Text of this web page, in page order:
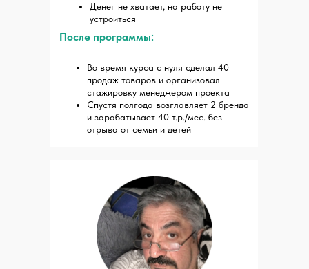
Денег не хватает, на работу не
устроиться
После программы:
Во время курса с нуля сделал 40
продаж товаров и организовал
стажировку менеджером проекта
Спустя полгода возглавляет 2 бренда
и зарабатывает 40 т.р./мес. без
отрыва от семьи и детей